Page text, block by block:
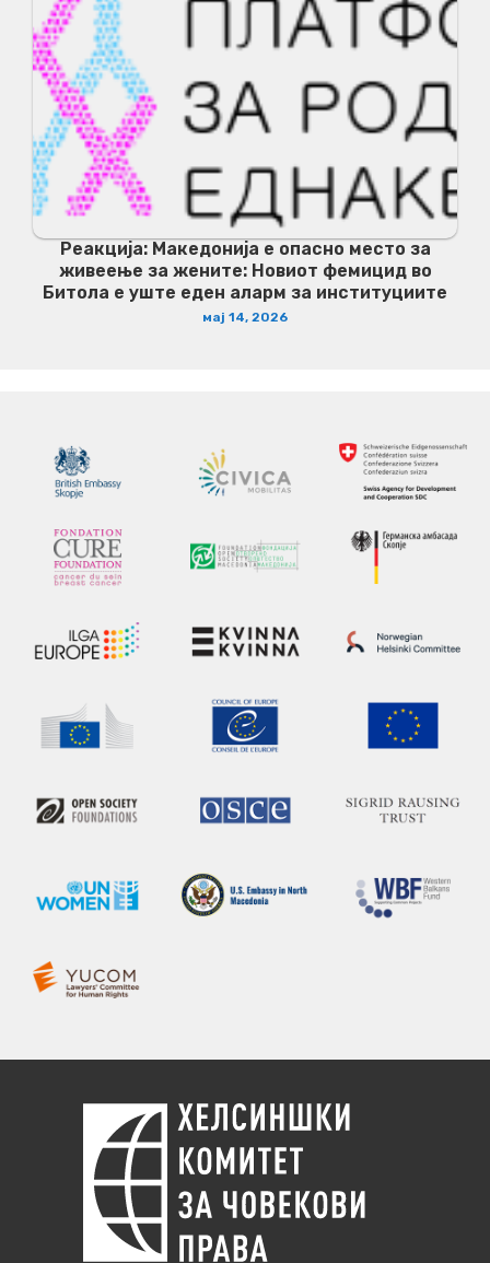
Реакција: Македонија е опасно место за
живеење за жените: Новиот фемицид во
Битола е уште еден аларм за институциите
мај 14, 2026